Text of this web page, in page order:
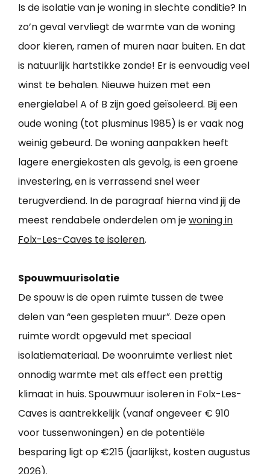
Is de isolatie van je woning in slechte conditie? In
zo’n geval vervliegt de warmte van de woning
door kieren, ramen of muren naar buiten. En dat
is natuurlijk hartstikke zonde! Er is eenvoudig veel
winst te behalen. Nieuwe huizen met een
energielabel A of B zijn goed geïsoleerd. Bij een
oude woning (tot plusminus 1985) is er vaak nog
weinig gebeurd. De woning aanpakken heeft
lagere energiekosten als gevolg, is een groene
investering, en is verrassend snel weer
terugverdiend. In de paragraaf hierna vind jij de
meest rendabele onderdelen om jewoning in
Folx-Les-Caves te isoleren.
Spouwmuurisolatie
De spouw is de open ruimte tussen de twee
delen van “een gespleten muur”. Deze open
ruimte wordt opgevuld met speciaal
isolatiemateriaal. De woonruimte verliest niet
onnodig warmte met als effect een prettig
klimaat in huis. Spouwmuur isoleren in Folx-Les-
Caves is aantrekkelijk (vanaf ongeveer € 910
voor tussenwoningen) en de potentiële
besparing ligt op €215 (jaarlijkst, kosten augustus